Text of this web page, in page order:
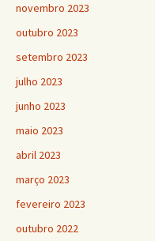
novembro 2023
outubro 2023
setembro 2023
julho 2023
junho 2023
maio 2023
abril 2023
março 2023
fevereiro 2023
outubro 2022